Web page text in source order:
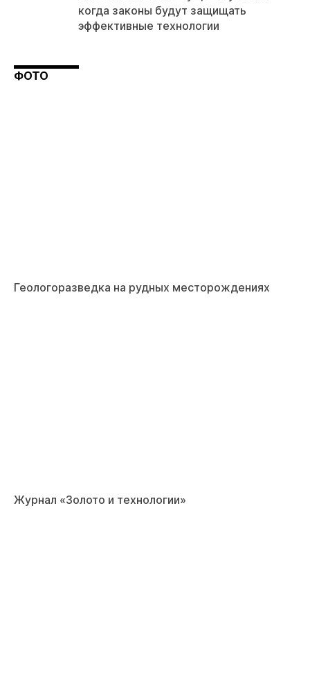
когда законы будут защищать
эффективные технологии
ФОТО
Геологоразведка на рудных месторождениях
Журнал «Золото и технологии»